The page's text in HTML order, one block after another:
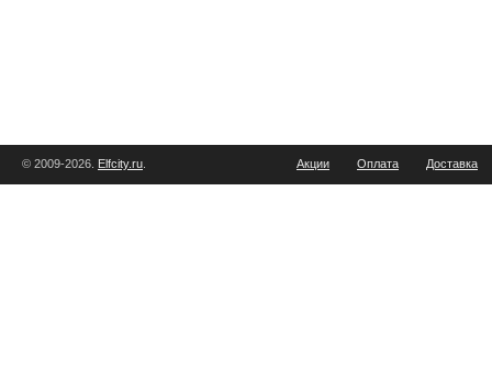
© 2009-2026. Elfcity.ru Акции Оплата Доставка